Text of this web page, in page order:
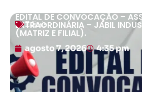
Editais
EDITAL DE CONVOCAÇÃO –
EXTRAORDINÁRIA – JABIL
(MATRIZ E FILIAL).
agosto 7, 2026 4:35 pm